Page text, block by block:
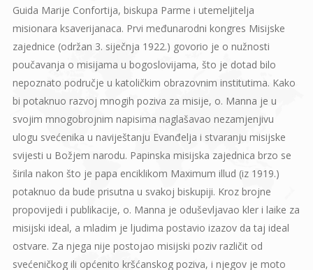
Guida Marije Confortija, biskupa Parme i utemeljitelja
misionara ksaverijanaca. Prvi međunarodni kongres Misijske
zajednice (održan 3. siječnja 1922.) govorio je o nužnosti
poučavanja o misijama u bogoslovijama, što je dotad bilo
nepoznato područje u katoličkim obrazovnim institutima. Kako
bi potaknuo razvoj mnogih poziva za misije, o. Manna je u
svojim mnogobrojnim napisima naglašavao nezamjenjivu
ulogu svećenika u naviještanju Evanđelja i stvaranju misijske
svijesti u Božjem narodu. Papinska misijska zajednica brzo se
širila nakon što je papa enciklikom Maximum illud (iz 1919.)
potaknuo da bude prisutna u svakoj biskupiji. Kroz brojne
propovijedi i publikacije, o. Manna je oduševljavao kler i laike za
misijski ideal, a mladim je ljudima postavio izazov da taj ideal
ostvare. Za njega nije postojao misijski poziv različit od
svećeničkog ili općenito kršćanskog poziva, i njegov je moto